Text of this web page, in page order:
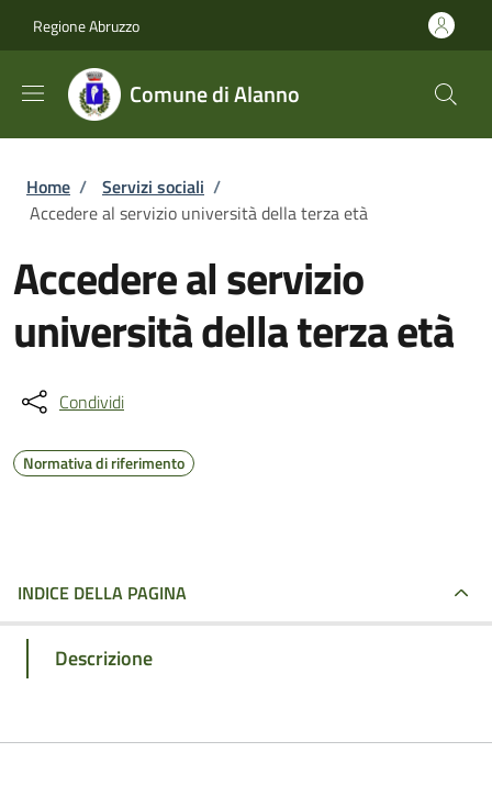
Regione Abruzzo
Comune di Alanno
Briciole di pane
Home / Servizi sociali /
Accedere al servizio università della terza età
Accedere al servizio
università della terza età
Condividi
Normativa di riferimento
INDICE DELLA PAGINA
Descrizione